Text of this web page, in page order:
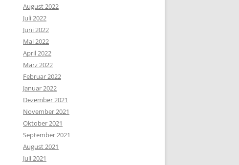
August 2022
Juli 2022
Juni 2022
Mai 2022
April 2022
März 2022
Februar 2022
Januar 2022
Dezember 2021
November 2021
Oktober 2021
September 2021
August 2021
Juli 2021